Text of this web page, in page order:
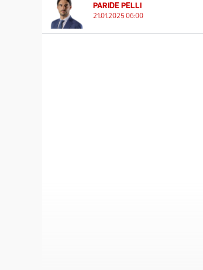
PARIDE PELLI
21.01.2025 06:00